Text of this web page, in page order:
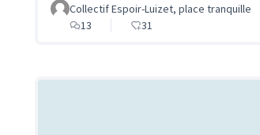
Collectif Espoir-Luizet, place tranquille
13
31